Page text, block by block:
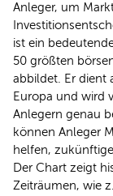
Anleger, um
ist ein
50 größten
abbildet. Er dient
Europa und wird
Anlegern genau
können Anleger
helfen,
Der Chart zeigt
Zeiträumen, wie